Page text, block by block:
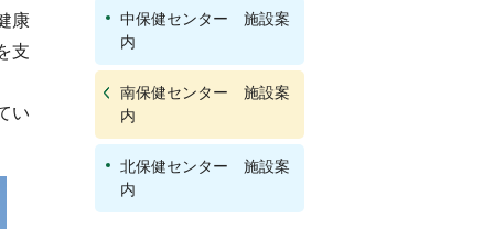
康
支
い
中保健センター 施設案
内
南保健センター 施設案
内
北保健センター 施設案
内